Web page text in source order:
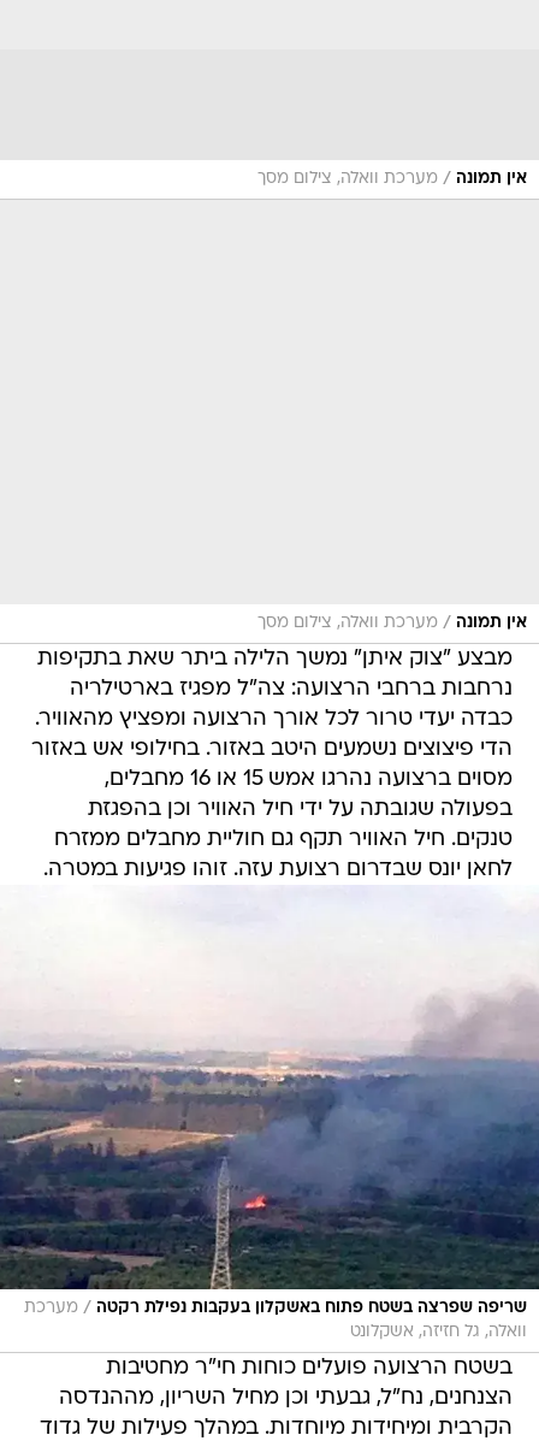
אין תמונה / מערכת וואלה, צילום מסך
אין תמונה / מערכת וואלה, צילום מסך
מבצע "צוק איתן" נמשך הלילה ביתר שאת בתקיפות
נרחבות ברחבי הרצועה: צה"ל מפגיז בארטילריה
כבדה יעדי טרור לכל אורך הרצועה ומפציץ מהאוויר.
הדי פיצוצים נשמעים היטב באזור. בחילופי אש באזור
מסוים ברצועה נהרגו אמש 15 או 16 מחבלים,
בפעולה שגובתה על ידי חיל האוויר וכן בהפגזת
טנקים. חיל האוויר תקף גם חוליית מחבלים ממזרח
לחאן יונס שבדרום רצועת עזה. זוהו פגיעות במטרה.
שריפה שפרצה בשטח פתוח באשקלון בעקבות נפילת רקטה / מערכת
וואלה, גל חזיזה, אשקלונט
בשטח הרצועה פועלים כוחות חי"ר מחטיבות
הצנחנים, נח"ל, גבעתי וכן מחיל השריון, מההנדסה
הקרבית ומיחידות מיוחדות. במהלך פעילות של גדוד